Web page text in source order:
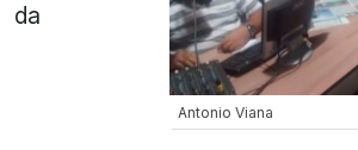
Antonio Viana
da